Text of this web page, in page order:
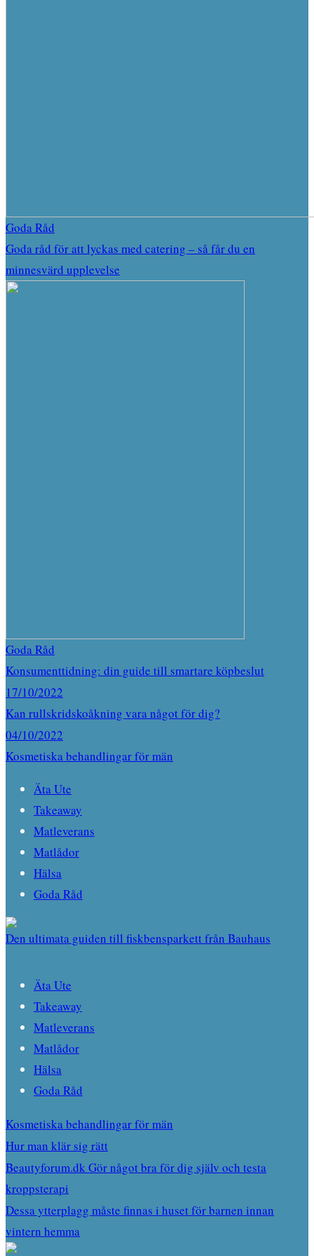
Goda Råd
Goda råd för att lyckas med catering – så får du en
minnesvärd upplevelse
Goda Råd
Konsumenttidning: din guide till smartare köpbeslut
17/10/2022
Kan rullskridskoåkning vara något för dig?
04/10/2022
Kosmetiska behandlingar för män
Äta Ute
Takeaway
Matleverans
Matlådor
Hälsa
Goda Råd
Den ultimata guiden till fiskbensparkett från Bauhaus
Äta Ute
Takeaway
Matleverans
Matlådor
Hälsa
Goda Råd
Kosmetiska behandlingar för män
Hur man klär sig rätt
Beautyforum.dk Gör något bra för dig själv och testa
kroppsterapi
Dessa ytterplagg måste finnas i huset för barnen innan
vintern hemma